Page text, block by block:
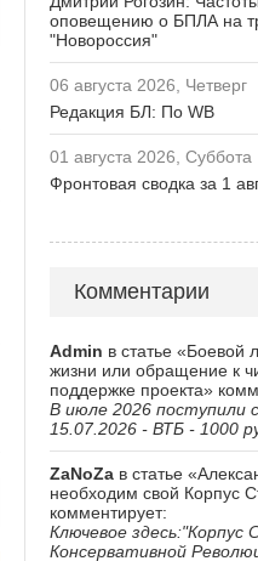
оповещению о БПЛА на
"Новороссия"
06 августа 2026, Четверг
Редакция БЛ: По WB
01 августа 2026, Суббота
Фронтовая сводка за 1
Комментарии
Admin в статье «Боевой
жизни или обращение к
поддержке проекта»
В июле 2026 поступили
15.07.2026 - ВТБ - 1000
ZaNoZa в статье
необходим свой Корпус
комментирует:
Ключевое здесь:"Корпус
Консервативной